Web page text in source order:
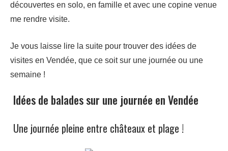
découvertes en solo, en famille et avec une copine venue
me rendre visite.
Je vous laisse lire la suite pour trouver des idées de
visites en Vendée, que ce soit sur une journée ou une
semaine !
Idées de balades sur une journée en Vendée
Une journée pleine entre châteaux et plage !